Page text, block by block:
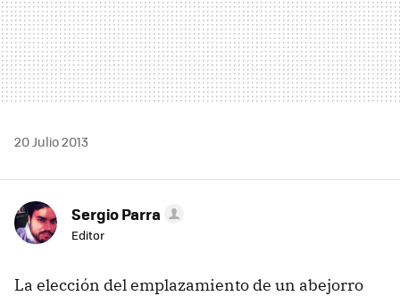
20 Julio 2013
Sergio Parra
Editor
La elección del emplazamiento de un abejorro